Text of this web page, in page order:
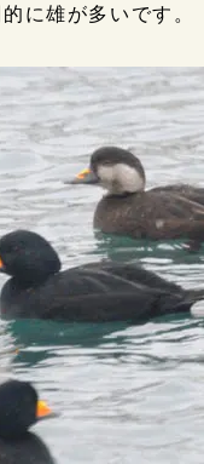
に雄が多いです。